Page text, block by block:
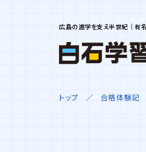
広島の進学を支え半世紀｜有
トップ 合格体験記